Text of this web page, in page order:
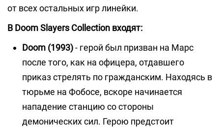
от всех остальных игр линейки.
В Doom Slayers Collection входят:
Doom (1993)- герой был призван на Марс
после того, как на офицера, отдавшего
приказ стрелять по гражданским. Находясь в
тюрьме на Фобосе, вскоре начинается
нападение станцию со стороны
демонических сил. Герою предстоит